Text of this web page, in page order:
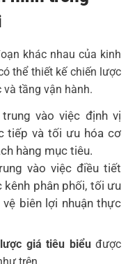
khác nhau của kinh
thể thiết kế chiến lược
tầng vận hành.
trung vào việc định vị
tiếp và tối ưu hóa cơ
hàng mục tiêu.
vào việc điều tiết
kênh phân phối, tối ưu
biên lợi nhuận thực
giá tiêu biểuđược